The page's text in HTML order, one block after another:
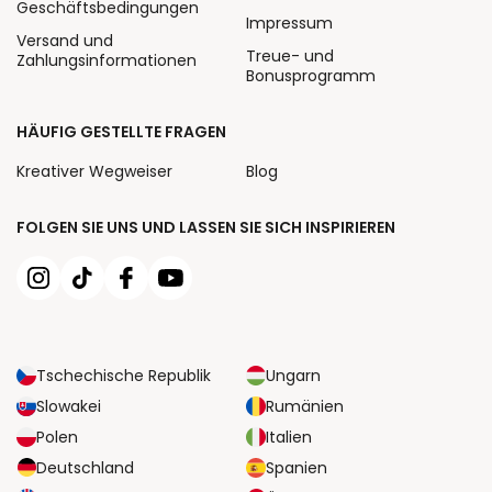
FOLGEN SIE UNS UND LASSEN SIE SICH INSPIRIEREN
Tschechische Republik
Ungarn
Slowakei
Rumänien
Polen
Italien
Deutschland
Spanien
Geschäftsbedingungen
Versand und
Zahlungsinformationen
Impressum
Treue- und
Bonusprogramm
HÄUFIG GESTELLTE FRAGEN
Kreativer Wegweiser
Blog